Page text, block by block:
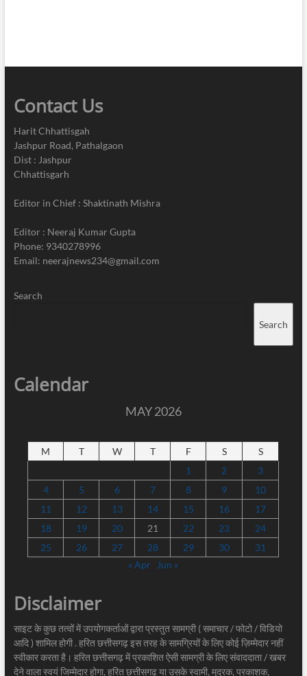
Contact Us
Harit Chhattisgah
Jashpur Road, Pathalgaon
Dist : Jashpur
Chhattisgarh
Editor in Chief : Shaktinath Mishra
Editor : Neeraj Kumar Gupta
Phone: 9340278996
Email: neerajnews234@gmail.com
Search
Search
Calendar
MAY 2026
M T W T F S
S
1
2
3
4
5 6 7 8 9
10
11
12 13 14 15 16
17
18
19 20 21 22 23
24
25
26 27 28 29 30
31
« Apr
Jun »
Disclaimer
साइट के कुछ तत्वों में उपयोगकर्ताओं द्वारा प्रस्तुत सामग्री ( समाचार / फोटो / विडियो
आदि ) शामिल होगी . हरित छत्तीसगढ़ इस तरह के सामग्रियों के लिए कोई ज़िम्मेदार नहीं
स्वीकार करता है। हरित छत्तीसगढ़ में प्रकाशित ऐसी सामग्री के लिए संवाददाता / खबर
देने वाला स्वयं जिम्मेदार होगा, हरित छत्तीसगढ़ या उसके स्वामी, मुद्रक, प्रकाशक,